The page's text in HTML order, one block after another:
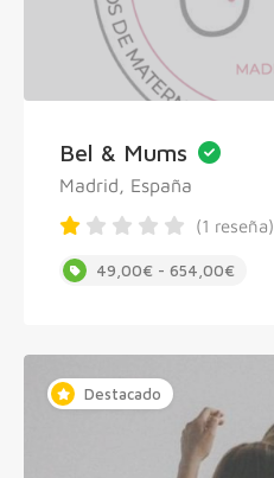
Bel & Mums
Madrid, España
(1 reseña)
49,00€ - 654,00€
Destacado